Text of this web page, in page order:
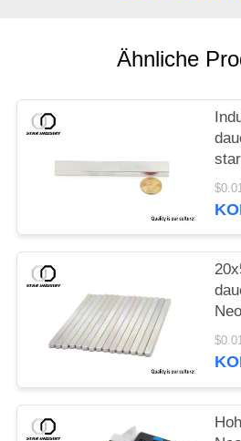
Ähnliche